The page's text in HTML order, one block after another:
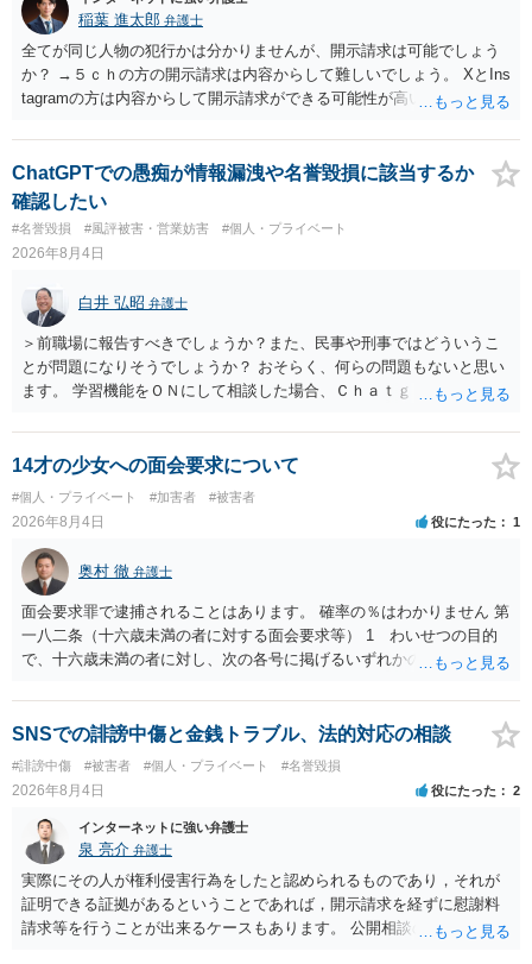
稲葉 進太郎 弁護士
全てが同じ人物の犯行かは分かりませんが、開示請求は可能でしょう
か？ →５ｃｈの方の開示請求は内容からして難しいでしょう。 XとIns
tagramの方は内容からして開示請求ができる可能性が高いでしょう。
いでしょう。７月中にアカウントが削除されている場合、今から進め
ても失敗する可能性が高いように思われます。 相手を特定できた場
合、相手に全ての弁護士費用を負担させることは可能でしょうか？ →
訴訟外の交渉で相手方が認めれば負担させることができるでしょう。
訴訟で判決となった場合は、実際の弁護士費用が認められる場合と認
められない場合があり何ともいえないところでしょう。
ChatGPTでの愚痴が情報漏洩や名誉毀損に該当するか
確認したい
#名誉毀損 #風評被害・営業妨害 #個人・プライベート
2026年8月4日
白井 弘昭 弁護士
＞前職場に報告すべきでしょうか？また、民事や刑事ではどういうこ
とが問題になりそうでしょうか？ おそらく、何らの問題もないと思い
ます。 学習機能をＯＮにして相談した場合、Ｃｈａｔｇｐｔがｏｐｅ
する可能性がありますが、個人名や会社名を特定していない限り、一
般論として抽象化されて回答に織り込まれる可能性が生じるにすぎま
せんので、その情報自体が、秘密情報に当たるとは思えませんし、名
誉棄損として、個人や会社に対する誹謗中傷の不特定多数への公開に
当たるとも思われません。 もちろん、誰がその内容をｃｈａｔｇｐｔ
に入力したかも第三者にしられることはないので、個人や会社の特定
をせずに書き込んだことで（おそらく特定して書き込んだとして
も）、相談者さんが刑事民事の責任に問われることはないでしょう。
私見ながらご参考まで。
14才の少女への面会要求について
#個人・プライベート #加害者 #被害者
2026年8月4日 役にたった 1
奥村 徹 弁護士
面会要求罪で逮捕されることはあります。 確率の％はわかりません 第
一八二条（十六歳未満の者に対する面会要求等） 1 わいせつの目的
で、十六歳未満の者に対し、次の各号に掲げるいずれかの行為をした
が生まれた日より五年以上前の日に生まれた者に限る。）は、一年以
下の拘禁刑又は五十万円以下の罰金に処する。 一 威迫し、偽計を用
い又は誘惑して面会を要求すること。 二 拒まれたにもかかわらず、
反復して面会を要求すること。 三 金銭その他の利益を供与し、又は
その申込み若しくは約束をして面会を要求すること。 2前項の罪を犯
し、よってわいせつの目的で当該十六歳未満の者と面会をした者は、
二年以下の拘禁刑又は百万円以下の罰金に処する。
SNSでの誹謗中傷と金銭トラブル、法的対応の相談
#誹謗中傷 #被害者 #個人・プライベート #名誉毀損
2026年8月4日 役にたった 2
インターネットに強い弁護士
泉 亮介 弁護士
実際にその人が権利侵害行為をしたと認められるものであり，それが
証明できる証拠があるということであれば，開示請求を経ずに慰謝料
請求等を行うことが出来るケースもあります。 公開相談の場では回答